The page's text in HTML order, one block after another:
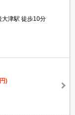
大津駅 徒歩10分
)